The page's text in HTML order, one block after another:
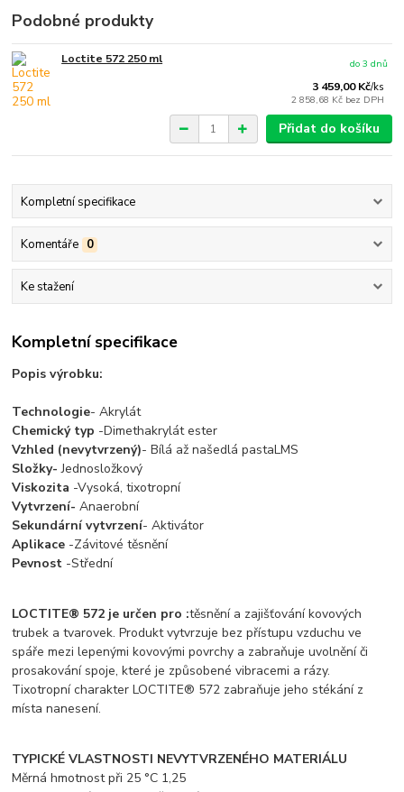
Podobné produkty
Loctite 572 250 ml
3 459,00 Kč/ks
2 858,68 Kč bez DPH
do 3 dnů
Přidat do košíku
Kompletní specifikace
Komentáře 0
Ke stažení
Kompletní specifikace
Popis výrobku:
Technologie- Akrylát
Chemický typ -Dimethakrylát ester
Vzhled (nevytvrzený)- Bílá až našedlá pastaLMS
Složky- Jednosložkový
Viskozita -Vysoká, tixotropní
Vytvrzení- Anaerobní
Sekundární vytvrzení- Aktivátor
Aplikace -Závitové těsnění
Pevnost -Střední
LOCTITE® 572 je určen pro :těsnění a zajišťování kovových
trubek a tvarovek. Produkt vytvrzuje bez přístupu vzduchu ve
spáře mezi lepenými kovovými povrchy a zabraňuje uvolnění či
prosakování spoje, které je způsobené vibracemi a rázy.
Tixotropní charakter LOCTITE® 572 zabraňuje jeho stékání z
místa nanesení.
TYPICKÉ VLASTNOSTI NEVYTVRZENÉHO MATERIÁLU
Měrná hmotnost při 25 °C 1,25